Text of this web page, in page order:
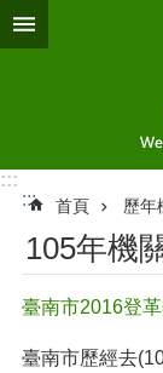
跳到主要內容區塊
:::
:::
首頁 歷年
105年機
臺南市2016登
臺南市歷經去